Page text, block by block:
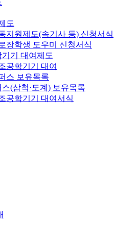
도
지원제도(속기사 등) 신청서식
장학생 도우미 신청서식
기 대여제도
공학기기 대여
스 보유목록
(삼척·도계) 보유목록
공학기기 대여서식